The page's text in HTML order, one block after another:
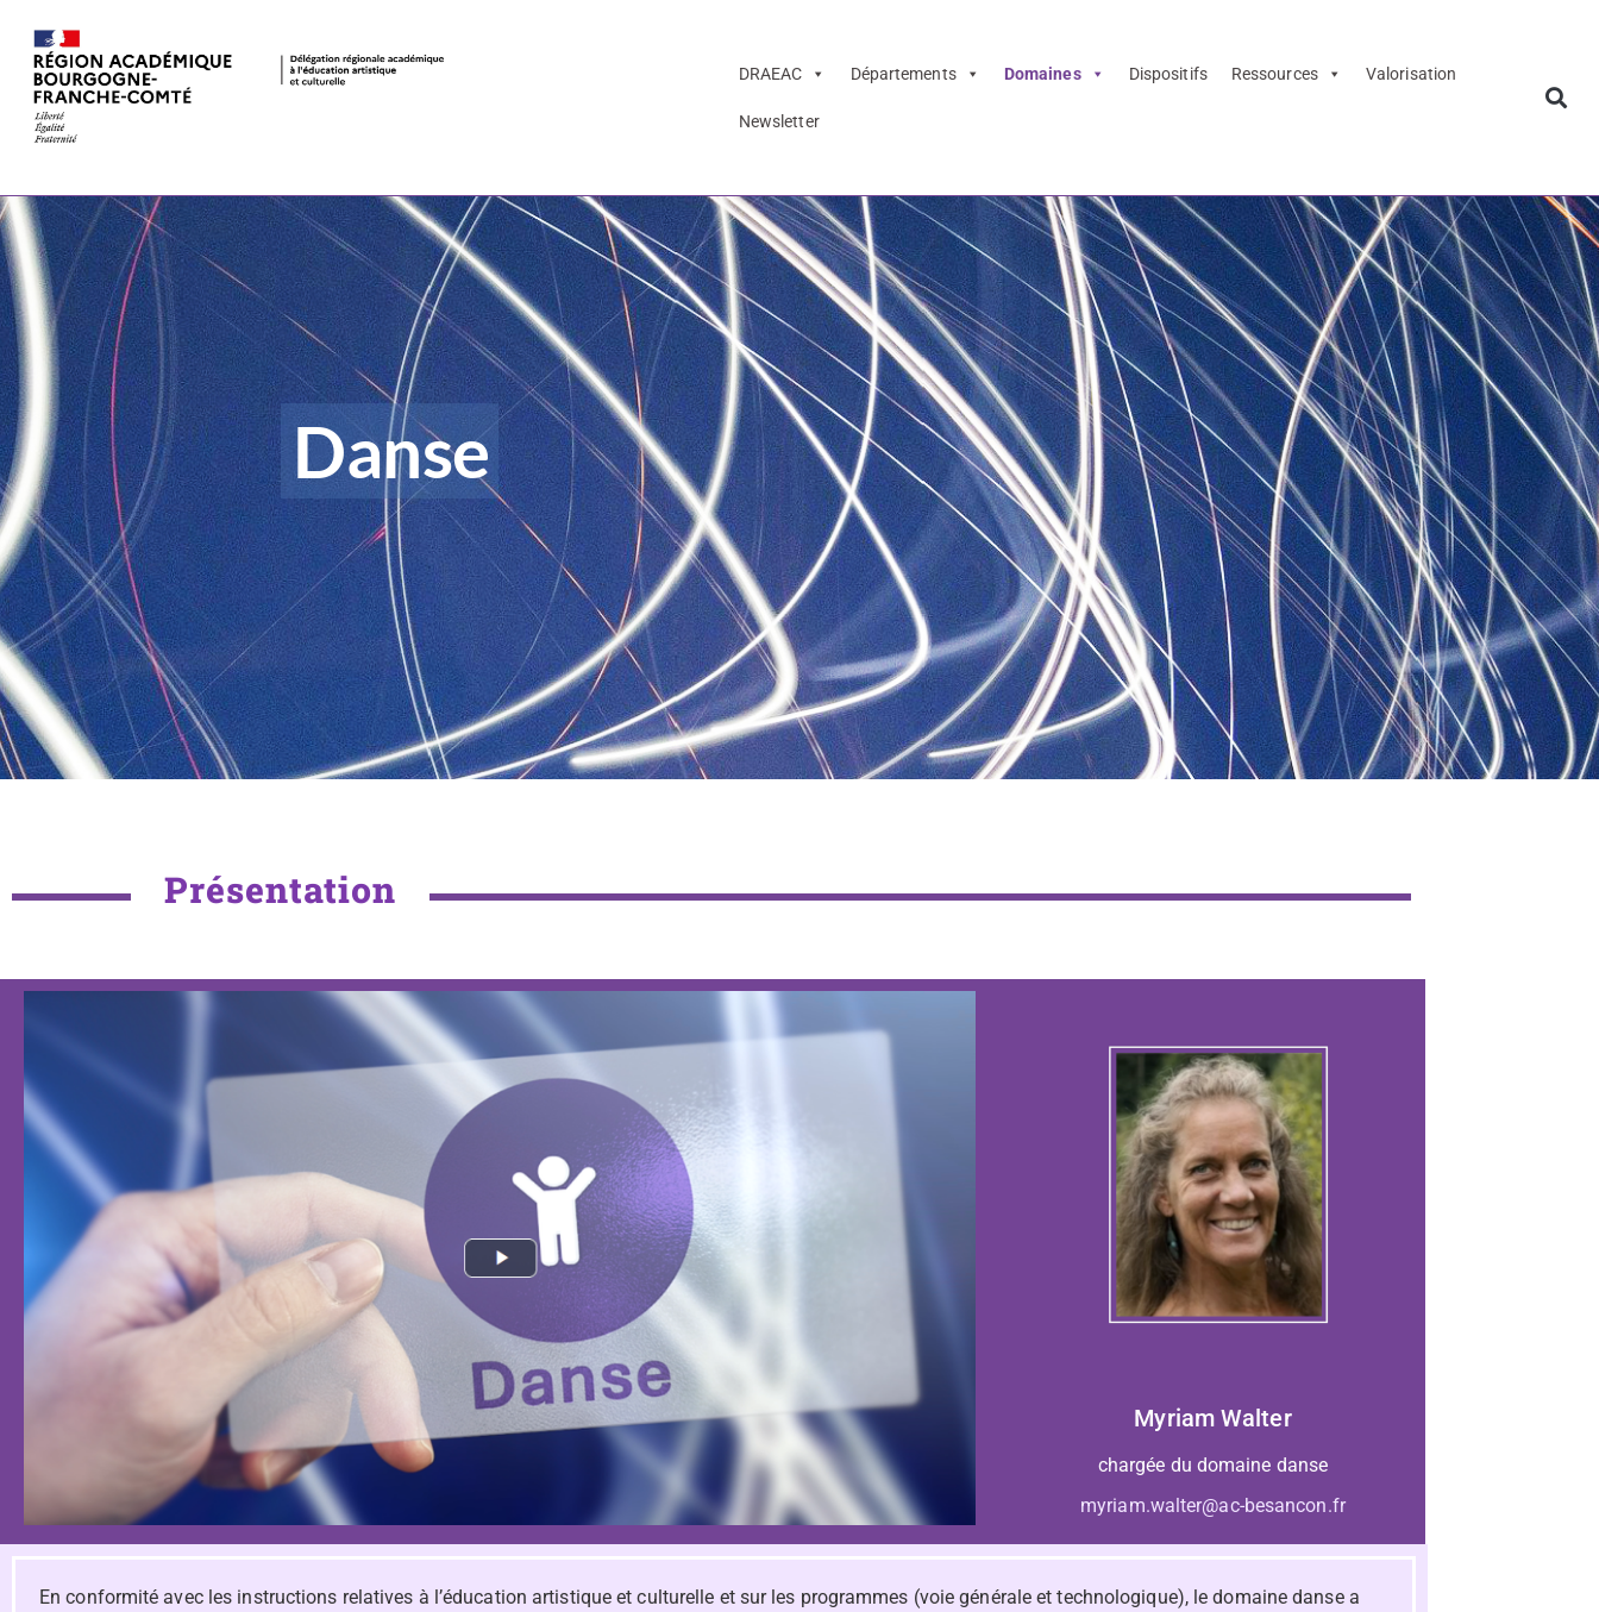
DRAEAC Départements Domaines Dispositifs Ressources Valorisation
Newsletter
Danse
Présentation
Myriam Walter
chargée du domaine danse
myriam.walter@ac-besancon.fr
En conformité avec les instructions relatives à l’éducation artistique et culturelle et sur les programmes (voie générale et technologique), le domaine danse a